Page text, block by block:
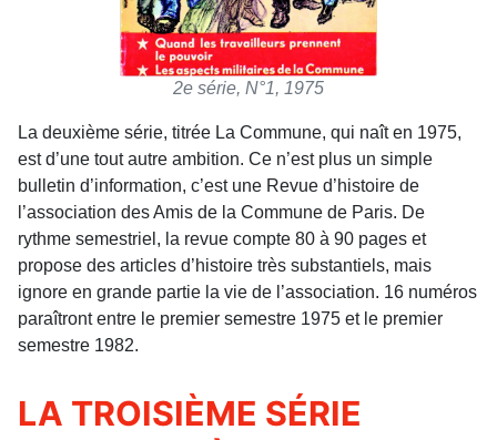
2e série, N°1, 1975
La deuxième série, titrée La Commune, qui naît en 1975,
est d’une tout autre ambition. Ce n’est plus un simple
bulletin d’information, c’est une Revue d’histoire de
l’association des Amis de la Commune de Paris. De
rythme semestriel, la revue compte 80 à 90 pages et
propose des articles d’histoire très substantiels, mais
ignore en grande partie la vie de l’association. 16 numéros
paraîtront entre le premier semestre 1975 et le premier
semestre 1982.
LA TROISIÈME SÉRIE